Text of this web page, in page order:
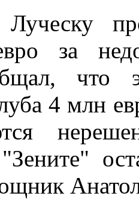
Луческу
за
что
4 млн